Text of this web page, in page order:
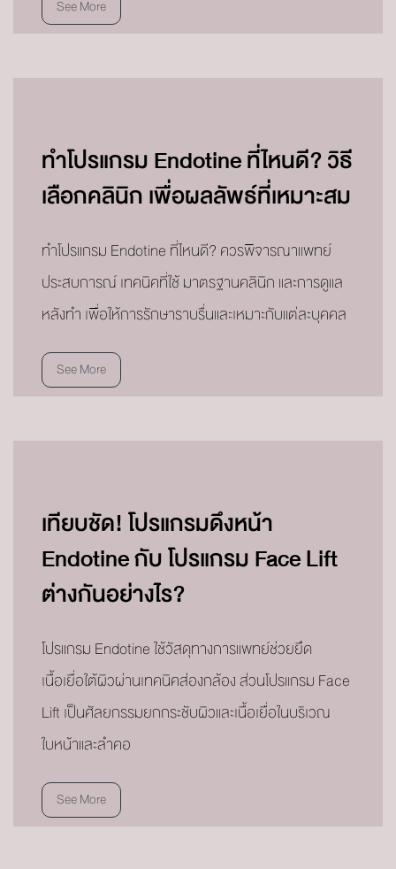
See More
ทำโปรแกรม Endotine ที่ไหนดี? วิธี
เลือกคลินิก เพื่อผลลัพธ์ที่เหมาะสม
ทำโปรแกรม Endotine ที่ไหนดี? ควรพิจารณาแพทย์
ประสบการณ์ เทคนิคที่ใช้ มาตรฐานคลินิก และการดูแล
หลังทำ เพื่อให้การรักษาราบรื่นและเหมาะกับแต่ละบุคคล
See More
เทียบชัด! โปรแกรมดึงหน้า
Endotine กับ โปรแกรม Face Lift
ต่างกันอย่างไร?
โปรแกรม Endotine ใช้วัสดุทางการแพทย์ช่วยยึด
เนื้อเยื่อใต้ผิวผ่านเทคนิคส่องกล้อง ส่วนโปรแกรม Face
Lift เป็นศัลยกรรมยกกระชับผิวและเนื้อเยื่อในบริเวณ
ใบหน้าและลำคอ
See More